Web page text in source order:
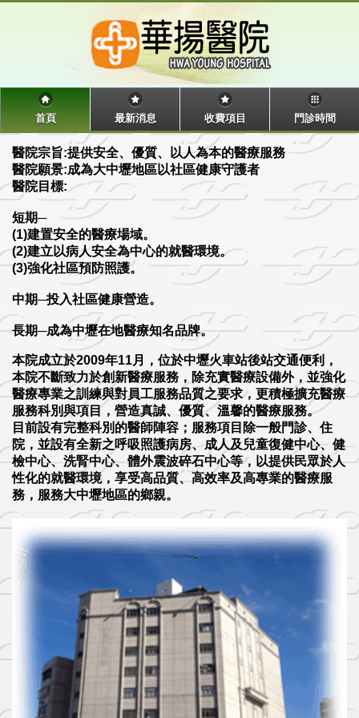
首頁 最新消息 收費項目 門診時間
醫院宗旨:提供安全、優質、以人為本的醫療服務
醫院願景:成為大中壢地區以社區健康守護者
醫院目標:
短期─
(1)建置安全的醫療場域。
(2)建立以病人安全為中心的就醫環境。
(3)強化社區預防照護。
中期─投入社區健康營造。
長期─成為中壢在地醫療知名品牌。
本院成立於2009年11月，位於中壢火車站後站交通便利，
本院不斷致力於創新醫療服務，除充實醫療設備外，並強化
醫療專業之訓練與對員工服務品質之要求，更積極擴充醫療
服務科別與項目，營造真誠、優質、溫馨的醫療服務。
目前設有完整科別的醫師陣容；服務項目除一般門診、住
院，並設有全新之呼吸照護病房、成人及兒童復健中心、健
檢中心、洗腎中心、體外震波碎石中心等，以提供民眾於人
性化的就醫環境，享受高品質、高效率及高專業的醫療服
務，服務大中壢地區的鄉親。